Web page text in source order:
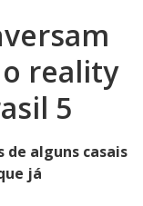
reality
5
alguns casais
já